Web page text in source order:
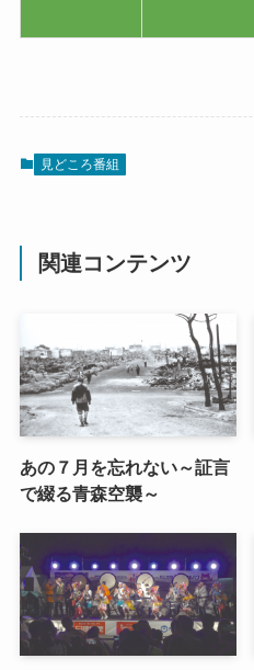
見どころ番組
関連コンテンツ
あの７月を忘れない～証言
で綴る青森空襲～